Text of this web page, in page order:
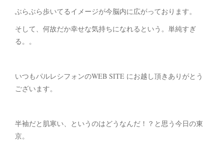
ぶらぶら歩いてるイメージが今脳内に広がっております。
そして、何故だか幸せな気持ちになれるという。単純すぎ
る。。
いつもパルレシフォンのWEB SITE にお越し頂きありがとう
ございます。
半袖だと肌寒い、というのはどうなんだ！？と思う今日の東
京。